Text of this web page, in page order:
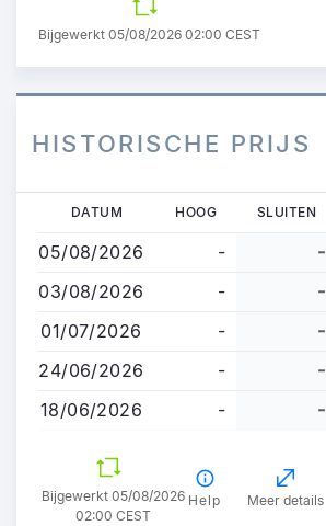
Bijgewerkt 05/08/2026 02:00 CEST
HISTORISCHE PRIJS
Overslaan
naar
de
gaan
DATUM HOOG SLUITEN
05/08/2026 - -
03/08/2026
- -
01/07/2026
- -
24/06/2026
- -
18/06/2026
- -
Bijgewerkt 05/08/2026
02:00 CEST
Help Meer details